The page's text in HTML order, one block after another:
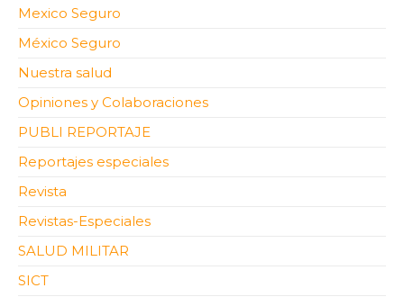
Mexico Seguro
México Seguro
Nuestra salud
Opiniones y Colaboraciones
PUBLI REPORTAJE
Reportajes especiales
Revista
Revistas-Especiales
SALUD MILITAR
SICT